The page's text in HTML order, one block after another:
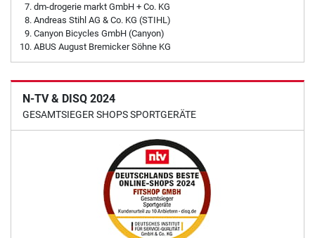
dm-drogerie markt GmbH + Co. KG
Andreas Stihl AG & Co. KG (STIHL)
Canyon Bicycles GmbH (Canyon)
ABUS August Bremicker Söhne KG
N-TV & DISQ 2024
GESAMTSIEGER SHOPS SPORTGERÄTE